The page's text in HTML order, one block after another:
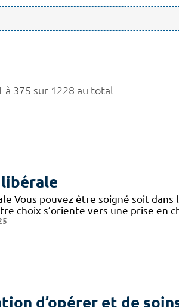
à 375 sur 1228 au total
Vous pouvez être soigné soit
choix s’oriente vers une prise en
d’opérer et de